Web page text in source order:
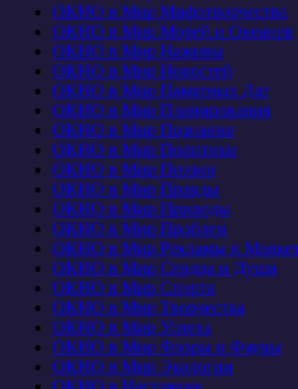
ОКНО в Мир Мифотворчества
ОКНО в Мир Морей и Океанов
ОКНО в Мир Наживы
ОКНО в Мир Новостей
ОКНО в Мир Памятных Дат
ОКНО в Мир Планирования
ОКНО в Мир Познания
ОКНО в Мир Политики
ОКНО в Мир Поэзии
ОКНО в Мир Правды
ОКНО в Мир Природы
ОКНО в Мир Проблем
ОКНО в Мир Рекламы и
ОКНО в Мир Сердца и Души
ОКНО в Мир Спорта
ОКНО в Мир Творчества
ОКНО в Мир Успеха
ОКНО в Мир Флоры и Фауны
ОКНО в Мир Экологии